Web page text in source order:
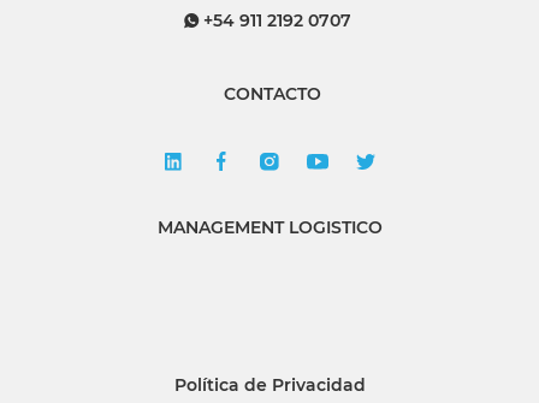
+54 911 2192 0707
CONTACTO
MANAGEMENT LOGISTICO
Política de Privacidad